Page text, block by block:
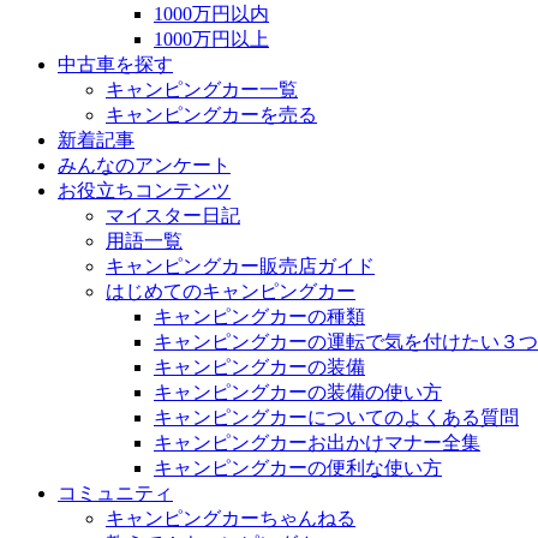
1000万円以内
1000万円以上
中古車を探す
キャンピングカー一覧
キャンピングカーを売る
新着記事
みんなのアンケート
お役立ちコンテンツ
マイスター日記
用語一覧
キャンピングカー販売店ガイド
はじめてのキャンピングカー
キャンピングカーの種類
キャンピングカーの運転で気を付けたい３
キャンピングカーの装備
キャンピングカーの装備の使い方
キャンピングカーについてのよくある質問
キャンピングカーお出かけマナー全集
キャンピングカーの便利な使い方
コミュニティ
キャンピングカーちゃんねる